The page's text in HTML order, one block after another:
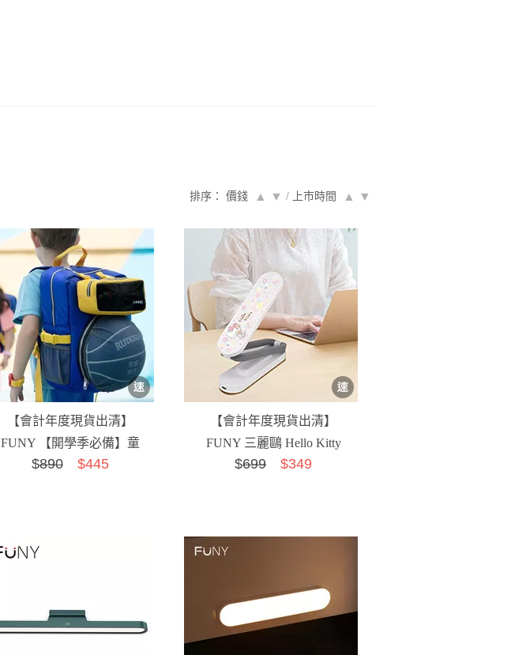
排序： 價錢 ▲ ▼ / 上市時間 ▲ ▼
【會計年度現貨出清】
FUNY 【開學季必備】童
潮運動雙肩背包
$890$445
【會計年度現貨出清】
FUNY 三麗鷗 Hello Kitty
便攜摺疊LED檯...
$699$349